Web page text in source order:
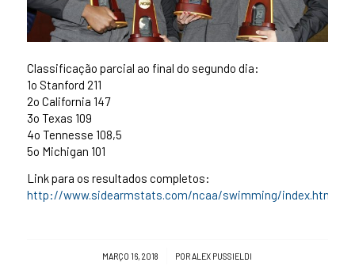
Classificação parcial ao final do segundo dia:
1o Stanford 211
2o California 147
3o Texas 109
4o Tennesse 108,5
5o Michigan 101
Link para os resultados completos:
http://www.sidearmstats.com/ncaa/swimming/index.htm
MARÇO 16, 2018
/ PORALEX PUSSIELDI